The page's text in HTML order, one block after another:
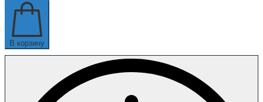
В корзину